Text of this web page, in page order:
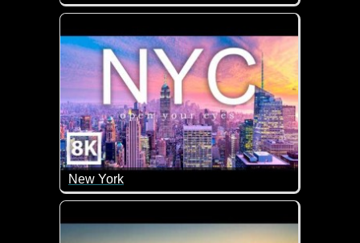
Das südkoreanische Busan ist die zweitgrößte
New York
Mit einer weltbekannten Skyline und rund 8,4